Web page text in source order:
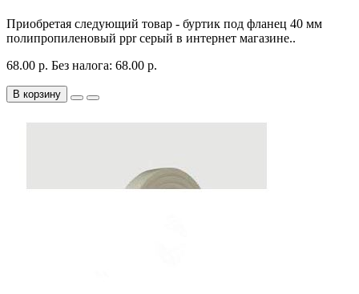
Приобретая следующий товар - буртик под фланец 40 мм
полипропиленовый ppr серый в интернет магазине..
68.00 р. Без налога: 68.00 р.
В корзину